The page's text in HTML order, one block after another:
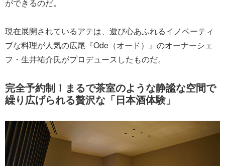
ができるのだ。
現在展開されているアテは、遊び心あふれるイノベーティ
ブな料理が人気の広尾『Ode（オード）』のオーナーシェ
フ・生井祐介氏がプロデュースしたものだ。
完全予約制！まるで茶室のような静謐な空間で
繰り広げられる贅沢な「日本酒体験」